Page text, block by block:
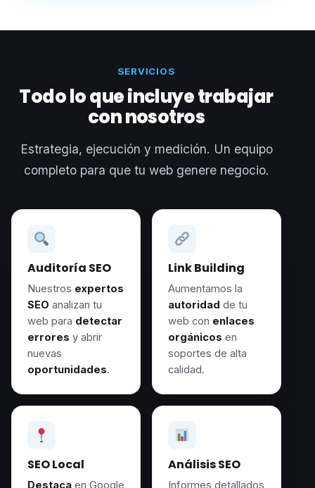
SERVICIOS
Todo lo que incluye trabajar
con nosotros
Estrategia, ejecución y medición. Un equipo
completo para que tu web genere negocio.
Auditoría SEO
Nuestros expertos
SEO analizan tu
web para detectar
errores y abrir
nuevas
oportunidades.
Link Building
Aumentamos la
autoridad de tu
web con enlaces
orgánicos en
soportes de alta
calidad.
SEO Local
Destacaen Google
Análisis SEO
Informes detallados